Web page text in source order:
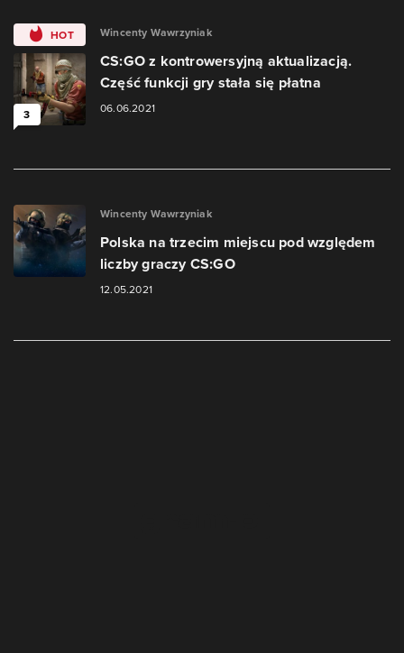
HOT
3
Wincenty Wawrzyniak
CS:GO z kontrowersyjną aktualizacją.
Część funkcji gry stała się płatna
06.06.2021
Wincenty Wawrzyniak
Polska na trzecim miejscu pod względem
liczby graczy CS:GO
12.05.2021